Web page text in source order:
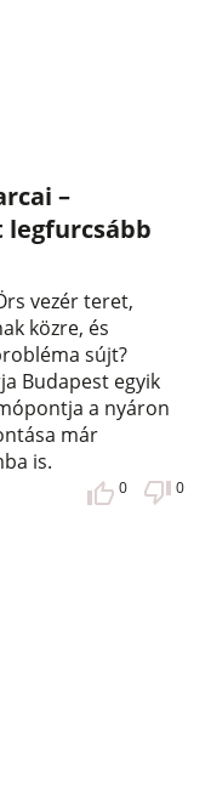
–
vezér teret,
közre, és
sújt?
Budapest egyik
a nyáron
már
is.
0 0